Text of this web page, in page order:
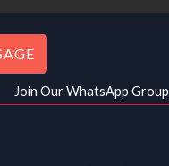
Join Our WhatsApp Group